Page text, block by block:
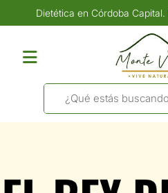
Dietética en Córdoba